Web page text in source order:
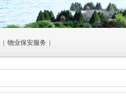
| 物业保安服务 |